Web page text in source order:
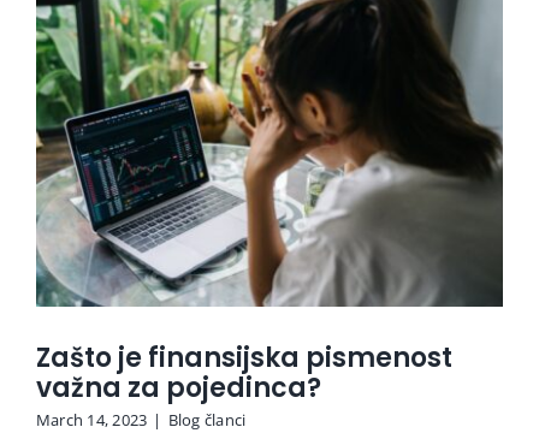
Zašto je finansijska pismenost
važna za pojedinca?
March 14, 2023 | Blog članci